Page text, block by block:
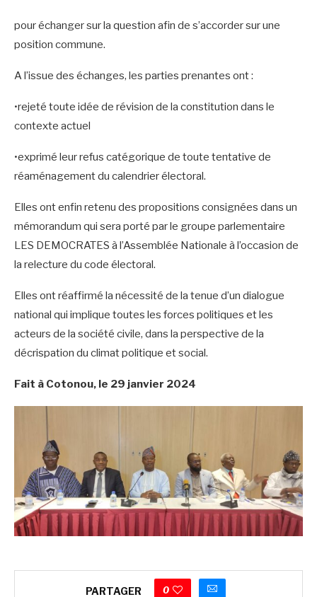
pour échanger sur la question afin de s’accorder sur une
position commune.
A l’issue des échanges, les parties prenantes ont :
•rejeté toute idée de révision de la constitution dans le
contexte actuel
•exprimé leur refus catégorique de toute tentative de
réaménagement du calendrier électoral.
Elles ont enfin retenu des propositions consignées dans un
mémorandum qui sera porté par le groupe parlementaire
LES DEMOCRATES à l’Assemblée Nationale à l’occasion de
la relecture du code électoral.
Elles ont réaffirmé la nécessité de la tenue d’un dialogue
national qui implique toutes les forces politiques et les
acteurs de la société civile, dans la perspective de la
décrispation du climat politique et social.
Fait à Cotonou, le 29 janvier 2024
PARTAGER 0